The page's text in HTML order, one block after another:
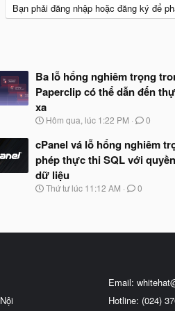
Bạn phải đăng nhập hoặc đăng ký để
Ba lỗ hổng nghiêm trọng
Paperclip có thể dẫn đến
xa
N
à
y
b
ắ
t
Hôm qua, lúc 1:22 PM 0
cPanel vá lỗ hổng nghiêm
phép thực thi SQL với
dữ liệu
N
b
Thứ tư lúc 11:12 AM 0
Email:
Hotline: (024)